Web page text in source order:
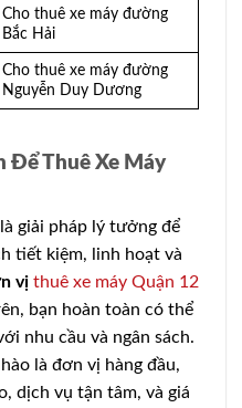
Cho thuê xe máy đường
Bắc Hải
Cho thuê xe máy đường
Nguyễn Duy Dương
Để Thuê Xe Máy
giải pháp lý tưởng để
tiết kiệm, linh hoạt và
vị thuê xe máy Quận 12
bạn hoàn toàn có thể
nhu cầu và ngân sách.
là đơn vị hàng đầu,
dịch vụ tận tâm, và giá